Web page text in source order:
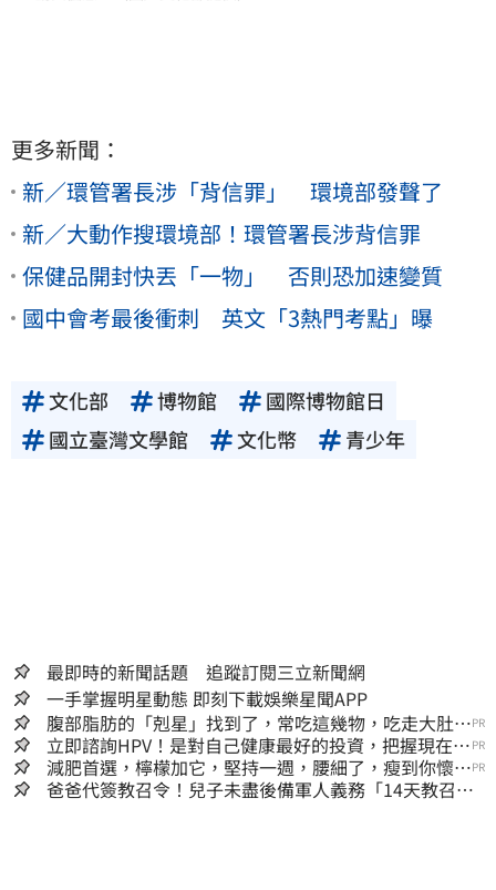
更多新聞：
新／環管署長涉「背信罪」 環境部發聲了
新／大動作搜環境部！環管署長涉背信罪
保健品開封快丟「一物」 否則恐加速變質
國中會考最後衝刺 英文「3熱門考點」曝
文化部 博物館
國際博物館日
國立臺灣文學館
文化幣 青少年
最即時的新聞話題 追蹤訂閱三立新聞網
一手掌握明星動態 即刻下載娛樂星聞APP
腹部脂肪的「剋星」找到了，常吃這幾物，吃走大肚
囊，瘦出小蠻腰
PR
立即諮詢HPV！是對自己健康最好的投資，把握現在不
嫌晚！
PR
減肥首選，檸檬加它，堅持一週，腰細了，瘦到你懷疑
人生
PR
爸爸代簽教召令！兒子未盡後備軍人義務「14天教召不